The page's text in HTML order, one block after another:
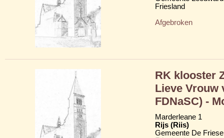
Friesland
Afgebroken
RK klooster
Lieve Vrouw
FDNaSC) -
Marderleane 1
Rijs (Riis)
Gemeente De